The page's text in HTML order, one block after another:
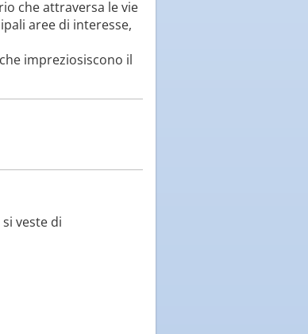
che attraversa le vie
aree di interesse,
impreziosiscono il
veste di